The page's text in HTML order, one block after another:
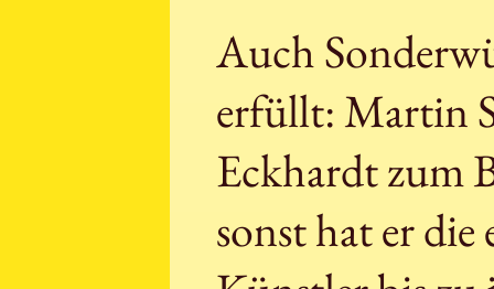
Auch
erfüllt: Martin
Eckhardt zum
sonst hat er